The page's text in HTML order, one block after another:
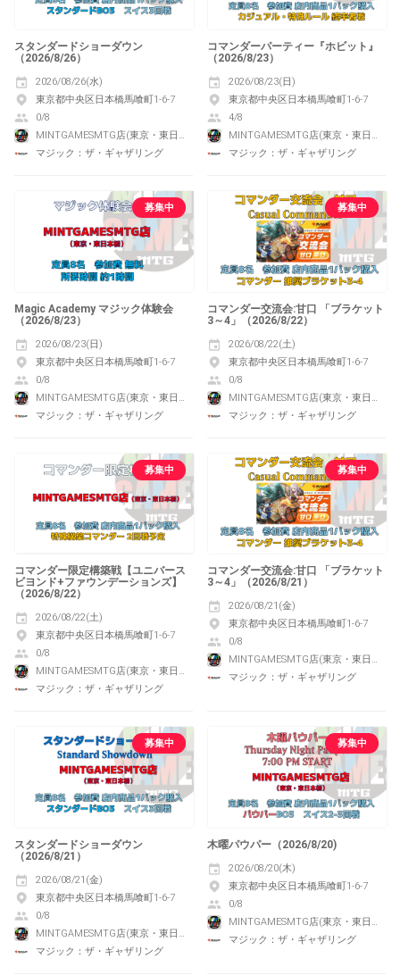
スタンダードショーダウン
（2026/8/26）
2026/08/26(水)
東京都中央区日本橋馬喰町1-6-7
0/8
MINTGAMESMTG店(東京・東日本橋)
マジック：ザ・ギャザリング
コマンダーパーティー『ホビット』
（2026/8/23）
2026/08/23(日)
東京都中央区日本橋馬喰町1-6-7
4/8
MINTGAMESMTG店(東京・東日本橋)
マジック：ザ・ギャザリング
募集中
Magic Academy マジック体験会
（2026/8/23）
2026/08/23(日)
東京都中央区日本橋馬喰町1-6-7
0/8
マジック：ザ・ギャザリング
募集中
コマンダー交流会:甘口 「ブラケット
3～4」（2026/8/22）
2026/08/22(土)
東京都中央区日本橋馬喰町1-6-7
0/8
マジック：ザ・ギャザリング
募集中
コマンダー限定構築戦【ユニバース
ビヨンド+ファウンデーションズ】
（2026/8/22）
2026/08/22(土)
東京都中央区日本橋馬喰町1-6-7
0/8
MINTGAMESMTG店(東京・東日本橋)
マジック：ザ・ギャザリング
募集中
コマンダー交流会:甘口 「ブラケット
3～4」（2026/8/21）
2026/08/21(金)
東京都中央区日本橋馬喰町1-6-7
0/8
MINTGAMESMTG店(東京・東日本橋)
マジック：ザ・ギャザリング
募集中
スタンダードショーダウン
（2026/8/21）
2026/08/21(金)
東京都中央区日本橋馬喰町1-6-7
0/8
マジック：ザ・ギャザリング
募集中
木曜パウパー（2026/8/20)
2026/08/20(木)
東京都中央区日本橋馬喰町1-6-7
0/8
マジック：ザ・ギャザリング